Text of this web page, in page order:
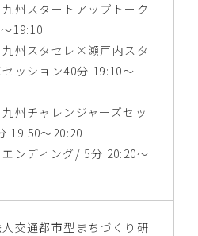
九州スタートアップトーク
19:10
九州スタセレ×瀬戸内スタ
ッション40分 19:10〜
九州チャレンジャーズセッ
19:50〜20:20
エンディング/ 5分 20:20〜
交通都市型まちづくり研